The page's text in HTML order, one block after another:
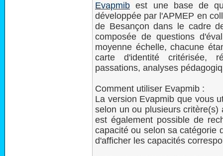
Evapmib est une base de
développée par l'APMEP en
de Besançon dans le cadre
composée de questions
moyenne échelle, chacune
carte d'identité critérisée,
passations, analyses
Comment utiliser Evapmib :
La version Evapmib que vous
selon un ou plusieurs
est également possible de
capacité ou selon sa catégorie
d'afficher les capacités